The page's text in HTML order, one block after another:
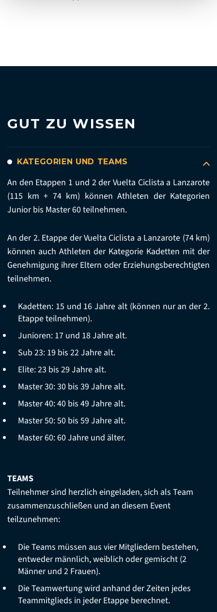
GUT ZU WISSEN
KATEGORIEN UND TEAMS
An den Etappen 1 und 2 der Vuelta Ciclista a Lanzarote
(115 km + 74 km) können Athleten der Kategorien
Junior bis Master 60 teilnehmen.
An der 2. Etappe der Vuelta Ciclista a Lanzarote (74 km)
können auch Athleten der Kategorie Kadetten mit der
Genehmigung ihrer Eltern oder Erziehungsberechtigten
teilnehmen.
Kadetten: 15 und 16 Jahre alt (können nur an der 2.
Etappe teilnehmen).
Junioren: 17 und 18 Jahre alt.
Sub 23: 19 bis 22 Jahre alt.
Elite: 23 bis 29 Jahre alt.
Master 30: 30 bis 39 Jahre alt.
Master 40: 40 bis 49 Jahre alt.
Master 50: 50 bis 59 Jahre alt.
Master 60: 60 Jahre und älter.
TEAMS
Teilnehmer sind herzlich eingeladen, sich als Team
zusammenzuschließen und an diesem Event
teilzunehmen:
Die Teams müssen aus vier Mitgliedern bestehen,
entweder männlich, weiblich oder gemischt (2
Männer und 2 Frauen).
Die Teamwertung wird anhand der Zeiten jedes
Teammitglieds in jeder Etappe berechnet.